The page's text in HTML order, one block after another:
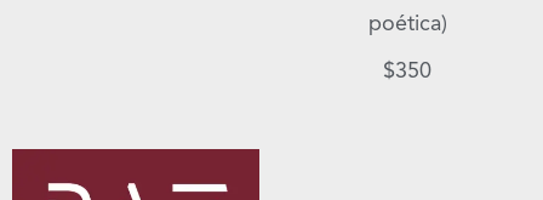
poética)
$350